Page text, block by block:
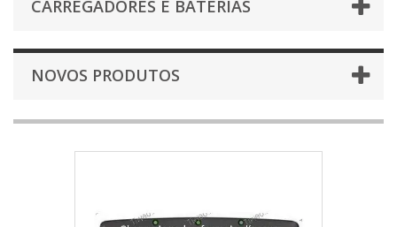
CARREGADORES E BATERIAS
NOVOS PRODUTOS